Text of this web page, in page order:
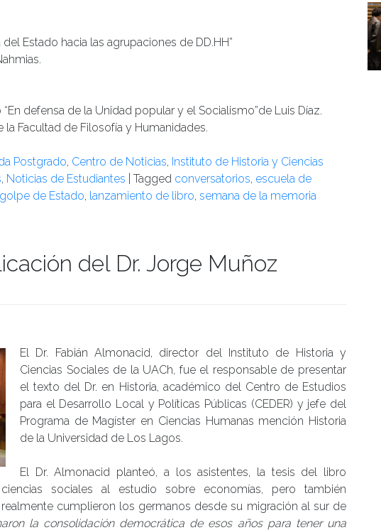
Estado hacia las agrupaciones de DD.HH”
defensa de la Unidad popular y el Socialismo”de Luis Díaz.
la Facultad de Filosofía y Humanidades.
Postgrado, Centro de Noticias, Instituto de Historia y Ciencias
, Noticias de Estudiantes Tagged conversatorios, escuela de
golpe de Estado, lanzamiento de libro, semana de la memoria
del Dr. Jorge Muñoz
El Dr. Fabián Almonacid, director del Instituto de Historia y
Ciencias Sociales de la UACh, fue el responsable de presentar
el texto del Dr. en Historia, académico del Centro de Estudios
para el Desarrollo Local y Políticas Públicas (CEDER) y jefe del
Programa de Magíster en Ciencias Humanas mención Historia
de la Universidad de Los Lagos.
El Dr. Almonacid planteó, a los asistentes, la tesis del libro
sociales al estudio sobre economías, pero también
cumplieron los germanos desde su migración al sur de
la consolidación democrática de esos años para tener una